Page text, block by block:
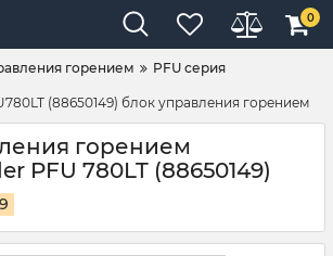
0
горением
PFU серия
(88650149) блок управления горением
горением
PFU 780LT (88650149)